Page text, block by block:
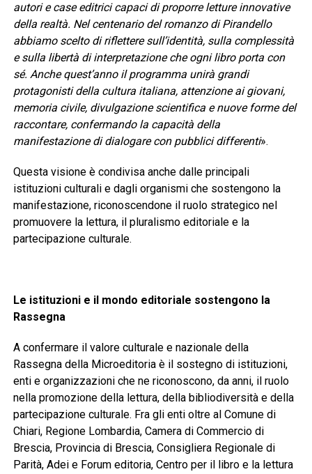
autori e case editrici capaci di proporre letture innovative
della realtà. Nel centenario del romanzo di Pirandello
abbiamo scelto di riflettere sull’identità, sulla complessità
e sulla libertà di interpretazione che ogni libro porta con
sé. Anche quest’anno il programma unirà grandi
protagonisti della cultura italiana, attenzione ai giovani,
memoria civile, divulgazione scientifica e nuove forme del
raccontare, confermando la capacità della
manifestazione di dialogare con pubblici differenti».
Questa visione è condivisa anche dalle principali
istituzioni culturali e dagli organismi che sostengono la
manifestazione, riconoscendone il ruolo strategico nel
promuovere la lettura, il pluralismo editoriale e la
partecipazione culturale.
Le istituzioni e il mondo editoriale sostengono la
Rassegna
A confermare il valore culturale e nazionale della
Rassegna della Microeditoria è il sostegno di istituzioni,
enti e organizzazioni che ne riconoscono, da anni, il ruolo
nella promozione della lettura, della bibliodiversità e della
partecipazione culturale. Fra gli enti oltre al Comune di
Chiari, Regione Lombardia, Camera di Commercio di
Brescia, Provincia di Brescia, Consigliera Regionale di
Parità, Adei e Forum editoria, Centro per il libro e la lettura